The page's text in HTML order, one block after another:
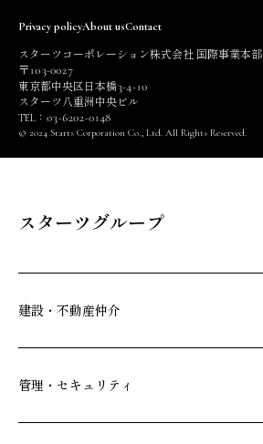
Privacy policyAbout usContact
スターツコーポレーション株式会社 国際事業本部
〒 103-0027
東京都中央区日本橋3-4-10
スターツ八重洲中央ビル
TEL： 03-6202-0148
© 2024 Starts Corporation Co., Ltd. All Rights Reserved.
スターツグループ
建設・不動産仲介
新築分譲マンション・新築戸建
管理・セキュリティ